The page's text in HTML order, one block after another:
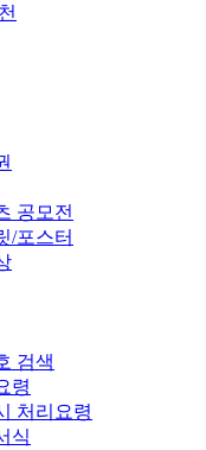
공모전
/포스터
검색
령
처리요령
식